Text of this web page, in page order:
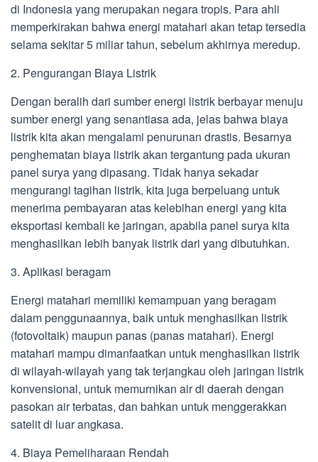
di Indonesia yang merupakan negara tropis. Para ahli
memperkirakan bahwa energi matahari akan tetap tersedia
selama sekitar 5 miliar tahun, sebelum akhirnya meredup.
2. Pengurangan Biaya Listrik
Dengan beralih dari sumber energi listrik berbayar menuju
sumber energi yang senantiasa ada, jelas bahwa biaya
listrik kita akan mengalami penurunan drastis. Besarnya
penghematan biaya listrik akan tergantung pada ukuran
panel surya yang dipasang. Tidak hanya sekadar
mengurangi tagihan listrik, kita juga berpeluang untuk
menerima pembayaran atas kelebihan energi yang kita
eksportasi kembali ke jaringan, apabila panel surya kita
menghasilkan lebih banyak listrik dari yang dibutuhkan.
3. Aplikasi beragam
Energi matahari memiliki kemampuan yang beragam
dalam penggunaannya, baik untuk menghasilkan listrik
(fotovoltaik) maupun panas (panas matahari). Energi
matahari mampu dimanfaatkan untuk menghasilkan listrik
di wilayah-wilayah yang tak terjangkau oleh jaringan listrik
konvensional, untuk memurnikan air di daerah dengan
pasokan air terbatas, dan bahkan untuk menggerakkan
satelit di luar angkasa.
4. Biaya Pemeliharaan Rendah